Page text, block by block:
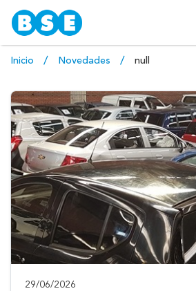
Inicio Novedades null
29/06/2026